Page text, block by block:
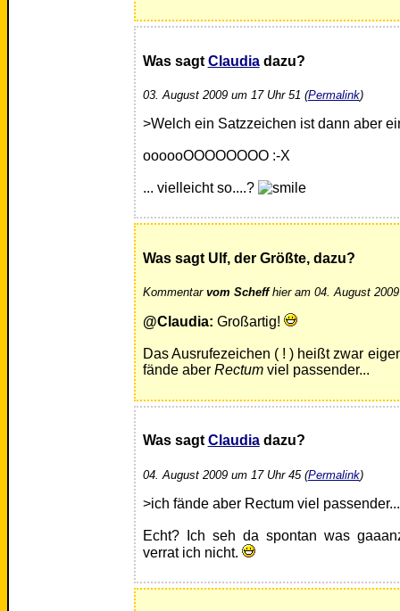
Was sagt Claudiadazu?
03. August 2009 um 17 Uhr 51 (Permalink)
>Welch ein Satzzeichen ist dann aber
oooooOOOOOOOO :-X
... vielleicht so....?
Was sagt Ulf, der Größte, dazu?
Kommentar vom Scheffhier am 04. August
@Claudia: Großartig!
Das Ausrufezeichen ( ! ) heißt zwar
fände aber Rectumviel passender...
Was sagt Claudiadazu?
04. August 2009 um 17 Uhr 45 (Permalink)
>ich fände aber Rectum viel passender...
Echt? Ich seh da spontan was
verrat ich nicht.